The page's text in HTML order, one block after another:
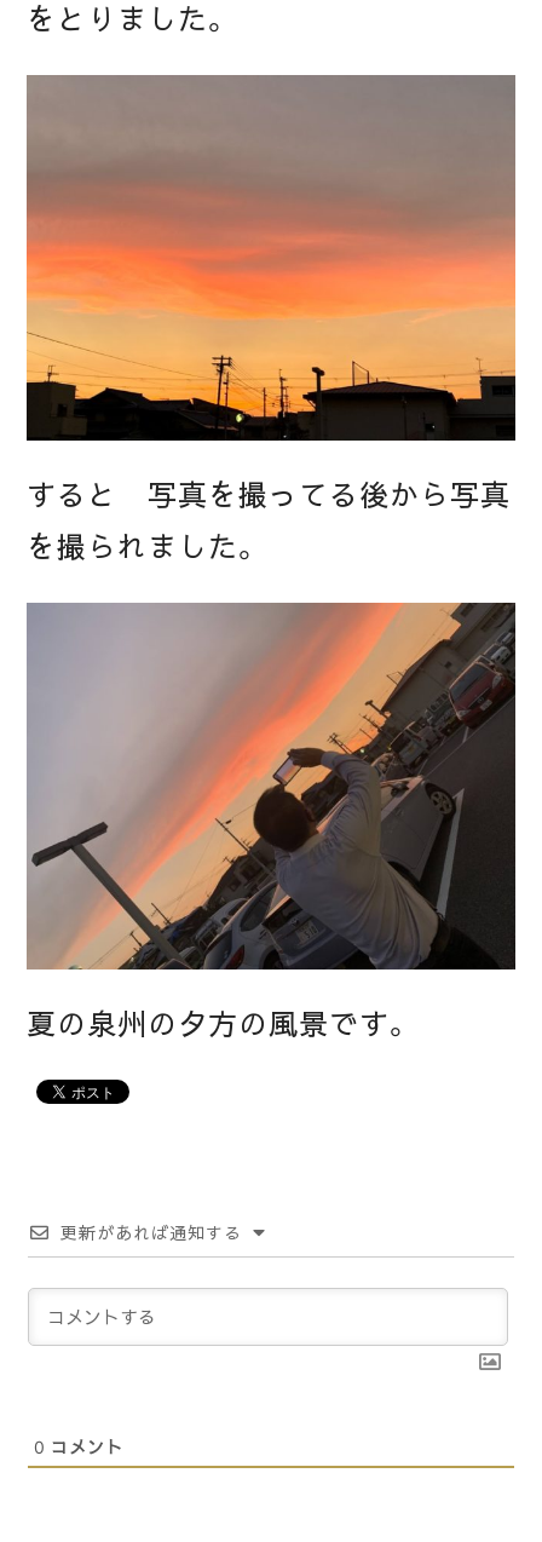
をとりました。
すると 写真を撮ってる後から写真
を撮られました。
夏の泉州の夕方の風景です。
更新があれば通知する
0 コメント